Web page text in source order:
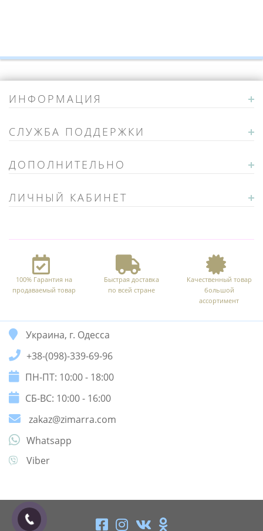
ИНФОРМАЦИЯ
СЛУЖБА ПОДДЕРЖКИ
ДОПОЛНИТЕЛЬНО
ЛИЧНЫЙ КАБИНЕТ
100% Гарантия на
продаваемый товар
Быстрая доставка
по всей стране
Качественный товар
большой
ассортимент
Украина, г. Одесса
+38-(098)-339-69-96
ПН-ПТ: 10:00 - 18:00
СБ-ВС: 10:00 - 16:00
zakaz@zimarra.com
Whatsapp
Viber